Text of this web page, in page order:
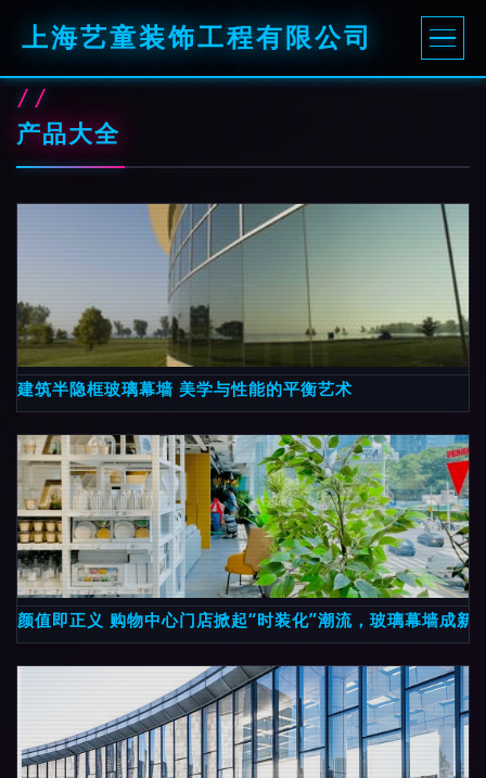
上海艺童装饰工程有限公司
产品大全
建筑半隐框玻璃幕墙 美学与性能的平衡艺术
颜值即正义 购物中心门店掀起“时装化”潮流，玻璃幕墙成新